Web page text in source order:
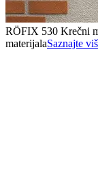
RÖFIX 530 Krečni
materijalaSaznajte